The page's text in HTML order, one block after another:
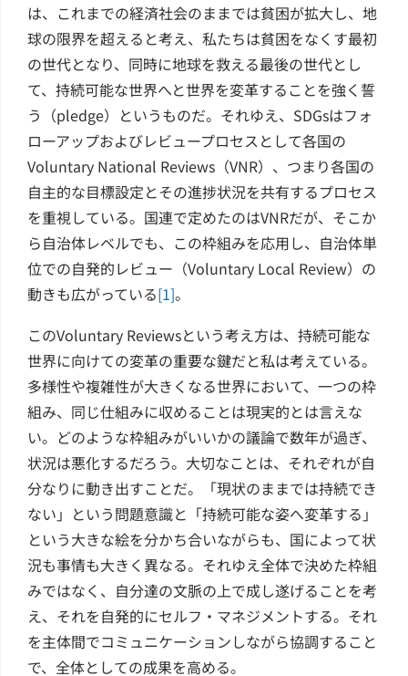
は、これまでの経済社会のままでは貧困が拡大し、地
球の限界を超えると考え、私たちは貧困をなくす最初
の世代となり、同時に地球を救える最後の世代とし
て、持続可能な世界へと世界を変革することを強く誓
う（pledge）というものだ。それゆえ、SDGsはフォ
ローアップおよびレビュープロセスとして各国の
Voluntary National Reviews（VNR）、つまり各国の
自主的な目標設定とその進捗状況を共有するプロセス
を重視している。国連で定めたのはVNRだが、そこか
ら自治体レベルでも、この枠組みを応用し、自治体単
位での自発的レビュー（Voluntary Local Review）の
動きも広がっている[1]。
このVoluntary Reviewsという考え方は、持続可能な
世界に向けての変革の重要な鍵だと私は考えている。
多様性や複雑性が大きくなる世界において、一つの枠
組み、同じ仕組みに収めることは現実的とは言えな
い。どのような枠組みがいいかの議論で数年が過ぎ、
状況は悪化するだろう。大切なことは、それぞれが自
分なりに動き出すことだ。「現状のままでは持続でき
ない」という問題意識と「持続可能な姿へ変革する」
という大きな絵を分かち合いながらも、国によって状
況も事情も大きく異なる。それゆえ全体で決めた枠組
みではなく、自分達の文脈の上で成し遂げることを考
え、それを自発的にセルフ・マネジメントする。それ
を主体間でコミュニケーションしながら協調すること
で、全体としての成果を高める。